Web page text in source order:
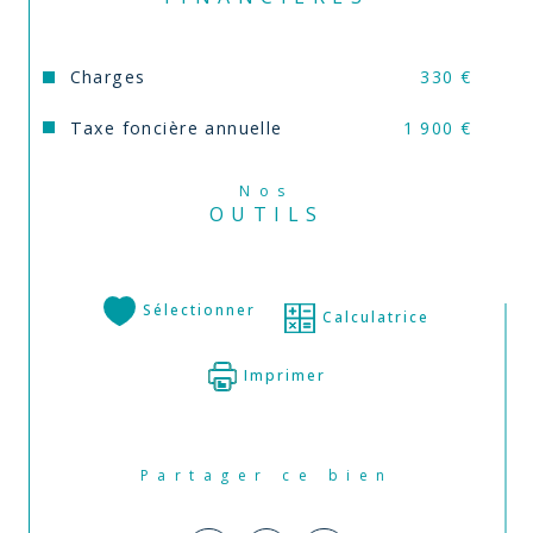
Charges 330 €
Taxe foncière annuelle 1 900 €
Nos
OUTILS
Sélectionner Calculatrice
Imprimer
Partager ce bien